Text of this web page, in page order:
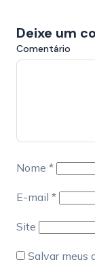
Deixe um
Comentário
Nome *
E-mail *
Site
Salvar meus